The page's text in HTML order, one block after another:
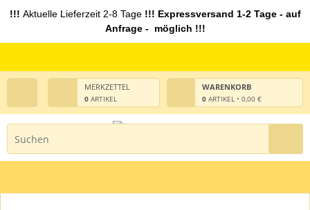
!!! Aktuelle Lieferzeit 2-8 Tage !!! Expressversand 1-2 Tage - auf
Anfrage - möglich !!!
WARENKORB
0 ARTIKEL • 0,00 €
MERKZETTEL
0 ARTIKEL